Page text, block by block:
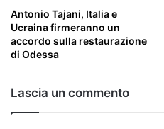
Antonio Tajani, Italia e
Ucraina firmeranno un
accordo sulla restaurazione
di Odessa
Lascia un commento